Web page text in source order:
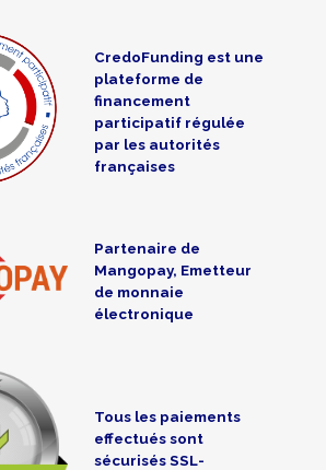
CredoFunding est une
plateforme de
financement
participatif régulée
par les autorités
françaises
Partenaire de
Mangopay, Emetteur
de monnaie
électronique
Tous les paiements
effectués sont
sécurisés SSL-